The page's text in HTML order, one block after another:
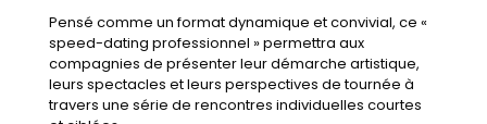
Pensé comme un format dynamique et convivial, ce «
speed-dating professionnel » permettra aux
compagnies de présenter leur démarche artistique,
leurs spectacles et leurs perspectives de tournée à
travers une série de rencontres individuelles courtes